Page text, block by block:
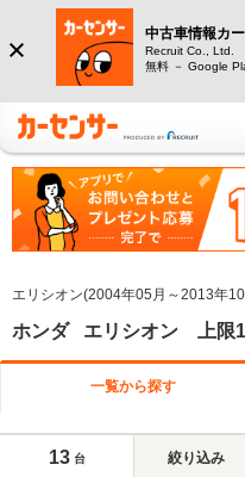
中古車情報カ
Recruit Co., Ltd.
無料 － Google
エリシオン(2004年05月～2013年
一覧から探す
13 台 絞り込み